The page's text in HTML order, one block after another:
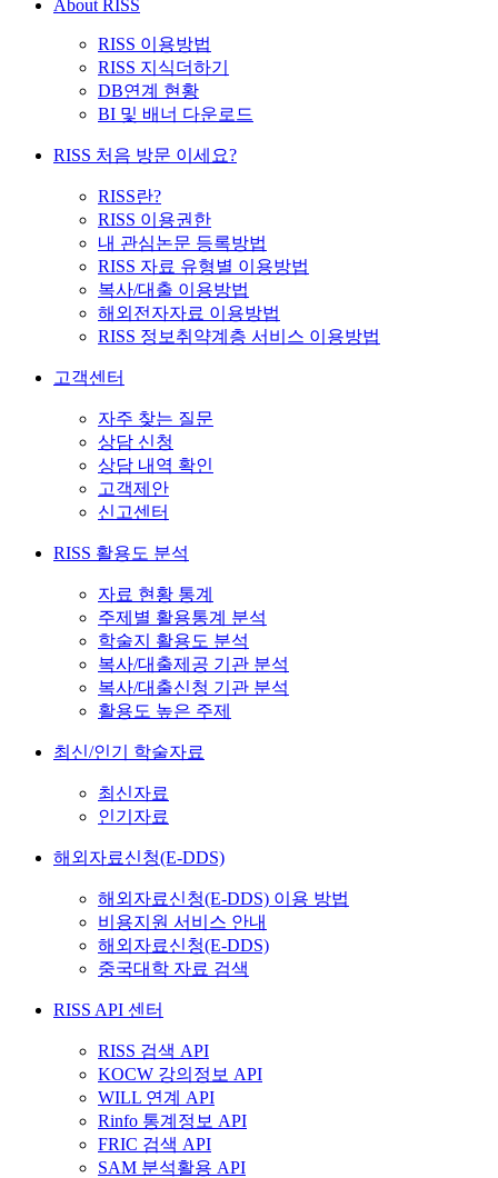
About RISS
RISS 이용방법
RISS 지식더하기
DB연계 현황
BI 및 배너 다운로드
RISS 처음 방문 이세요?
RISS란?
RISS 이용권한
내 관심논문 등록방법
RISS 자료 유형별 이용방법
복사/대출 이용방법
해외전자자료 이용방법
RISS 정보취약계층 서비스 이용방법
고객센터
자주 찾는 질문
상담 신청
상담 내역 확인
고객제안
신고센터
RISS 활용도 분석
자료 현황 통계
주제별 활용통계 분석
학술지 활용도 분석
복사/대출제공 기관 분석
복사/대출신청 기관 분석
활용도 높은 주제
최신/인기 학술자료
최신자료
인기자료
해외자료신청(E-DDS)
해외자료신청(E-DDS) 이용 방법
비용지원 서비스 안내
해외자료신청(E-DDS)
중국대학 자료 검색
RISS API 센터
RISS 검색 API
KOCW 강의정보 API
WILL 연계 API
Rinfo 통계정보 API
FRIC 검색 API
SAM 분석활용 API